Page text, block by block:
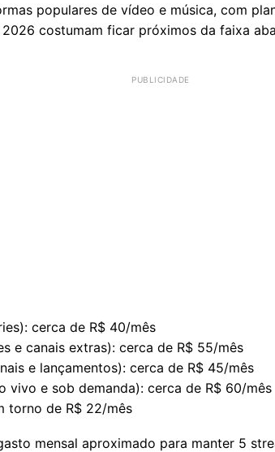
populares de vídeo e música, com
costumam ficar próximos da faixa
cerca de R$ 40/mês
e canais extras): cerca de R$ 55/mês
e lançamentos): cerca de R$ 45/mês
vivo e sob demanda): cerca de R$ 60/mês
torno de R$ 22/mês
mensal aproximado para manter 5